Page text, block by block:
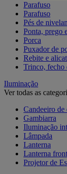
Parafuso
Parafuso
Pés de
Ponta, prego
Porca
Puxador de
Rebite e
Trinco, fecho
Iluminação
Ver todas as
Candeeiro de
Gambiarra
Iluminação
Lâmpada
Lanterna
Lanterna
Projetor de